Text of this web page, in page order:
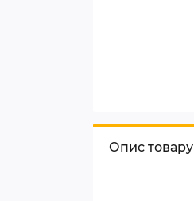
Опис товару